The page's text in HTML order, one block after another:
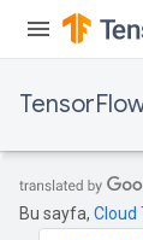
Bu sayfa, Cloud